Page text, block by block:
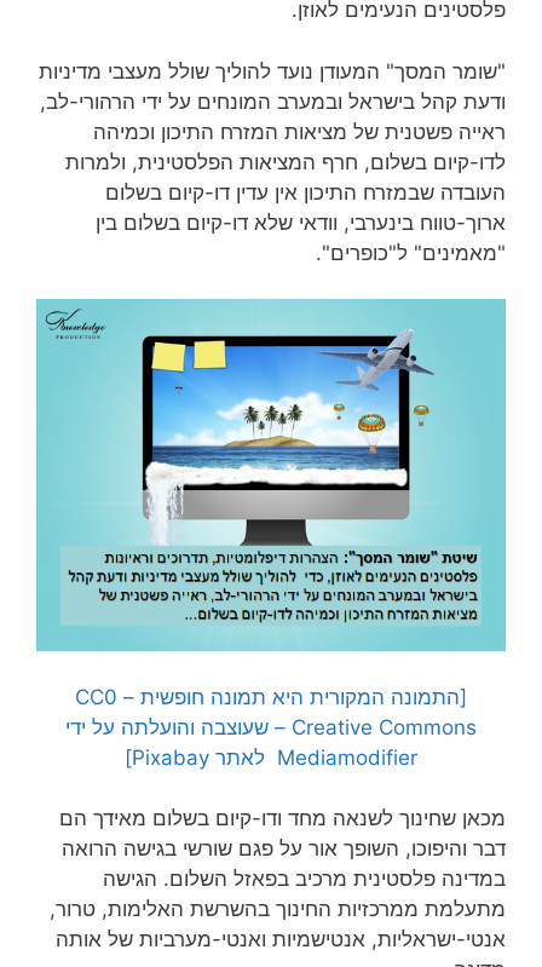
פלסטינים הנעימים לאוזן.
"שומר המסך" המעודן נועד להוליך שולל מעצבי מדיניות
ודעת קהל בישראל ובמערב המונחים על ידי הרהורי-לב,
ראייה פשטנית של מציאות המזרח התיכון וכמיהה
לדו-קיום בשלום, חרף המציאות הפלסטינית, ולמרות
העובדה שבמזרח התיכון אין עדין דו-קיום בשלום
ארוך-טווח בינערבי, וודאי שלא דו-קיום בשלום בין
"מאמינים" ל"כופרים".
[התמונה המקורית היא תמונה חופשית – CC0
Creative Commons – שעוצבה והועלתה על ידי
Mediamodifier לאתר Pixabay]
מכאן שחינוך לשנאה מחד ודו-קיום בשלום מאידך הם
דבר והיפוכו, השופך אור על פגם שורשי בגישה הרואה
במדינה פלסטינית מרכיב בפאזל השלום. הגישה
מתעלמת ממרכזיות החינוך בהשרשת האלימות, טרור,
אנטי-ישראליות, אנטישמיות ואנטי-מערביות של אותה